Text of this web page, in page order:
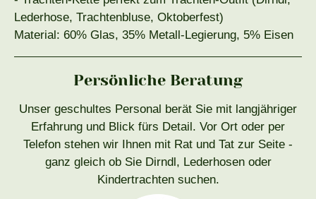
Lederhose, Trachtenbluse, Oktoberfest)
Material: 60% Glas, 35% Metall-Legierung, 5% Eisen
Persönliche Beratung
Unser geschultes Personal berät Sie mit langjähriger
Erfahrung und Blick fürs Detail. Vor Ort oder per
Telefon stehen wir Ihnen mit Rat und Tat zur Seite -
ganz gleich ob Sie Dirndl, Lederhosen oder
Kindertrachten suchen.